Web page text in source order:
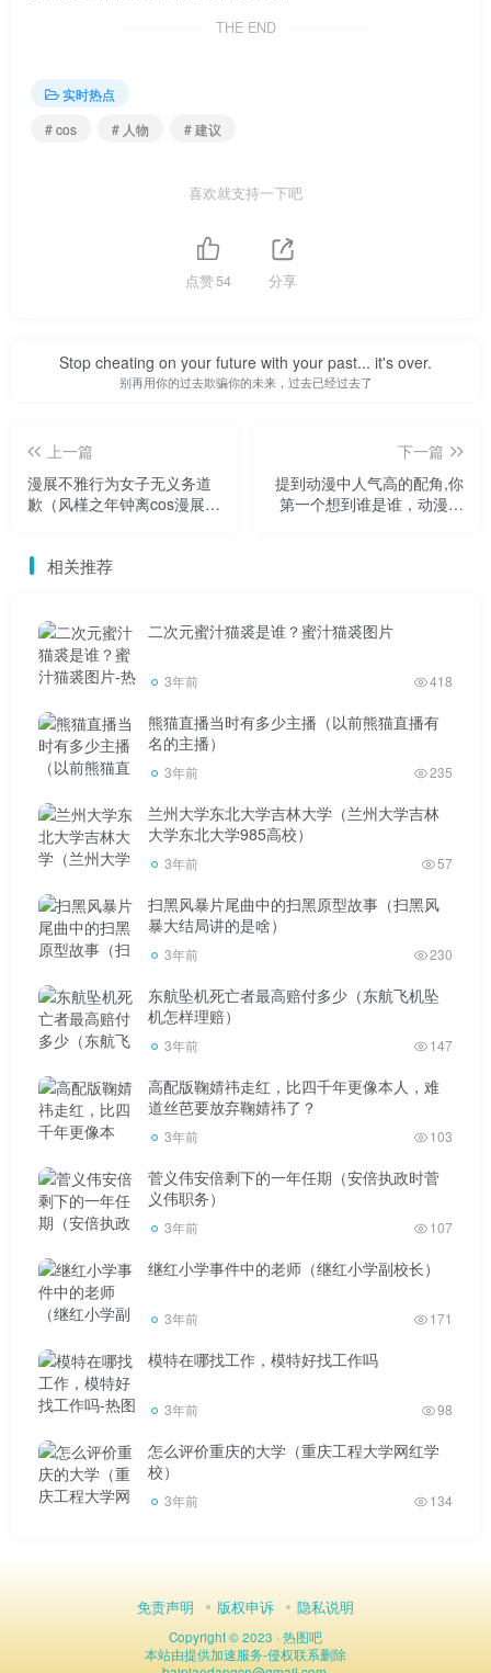
眼球。所以看动漫展，融入当下，让自己好受一点。
第一次不推荐。毕竟刚开始进入这个圈子，应该看看那
在这个圈子里有什么规矩？你得先知道！所以Cosplay第一
次不推荐！
THE END
实时热点
# cos
# 人物 # 建议
喜欢就支持一下吧
点赞54 分享
Stop cheating on your future with your past... it's over.
别再用你的过去欺骗你的未来，过去已经过去了
上一篇
漫展不雅行为女子无义务道
歉（风槿之年钟离cos漫展道
下一篇
提到动漫中人气高的配角,你
第一个想到谁是谁，动漫最
相关推荐
二次元蜜汁猫裘是谁？蜜汁猫裘图片
3年前 418
熊猫直播当时有多少主播（以前熊猫直播有
名的主播）
3年前 235
兰州大学东北大学吉林大学（兰州大学吉林
大学东北大学985高校）
3年前 57
扫黑风暴片尾曲中的扫黑原型故事（扫黑风
暴大结局讲的是啥）
3年前 230
东航坠机死亡者最高赔付多少（东航飞机坠
机怎样理赔）
3年前 147
高配版鞠婧祎走红，比四千年更像本人，难
道丝芭要放弃鞠婧祎了？
3年前 103
菅义伟安倍剩下的一年任期（安倍执政时菅
义伟职务）
3年前 107
继红小学事件中的老师（继红小学副校长）
3年前 171
模特在哪找工作，模特好找工作吗
3年前 98
怎么评价重庆的大学（重庆工程大学网红学
校）
3年前 134
免责声明 版权申诉 隐私说明
Copyright © 2023 ·热图吧
本站由提供加速服务-侵权联系删除